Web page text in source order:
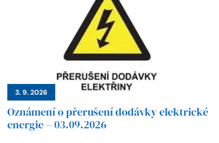
3. 9. 2026
Oznámení o přerušení dodávky elektrické
energie – 03.09.2026